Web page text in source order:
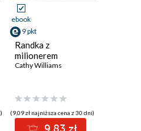
ebook
9 pkt
Randka z
milionerem
Cathy Williams
(9,09 zł najniższa cena z 30 dni)